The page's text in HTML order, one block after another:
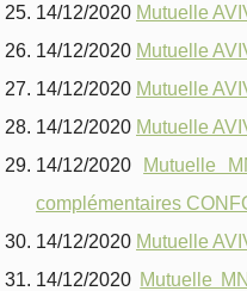
14/12/2020 Mutuelle
14/12/2020 Mutuelle
14/12/2020 Mutuelle
14/12/2020 Mutuelle
14/12/2020
Mutuelle
complémentaires
14/12/2020 Mutuelle
14/12/2020 Mutuelle